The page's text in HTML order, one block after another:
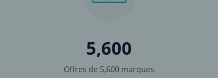
5,600
Offres de 5,600 marques